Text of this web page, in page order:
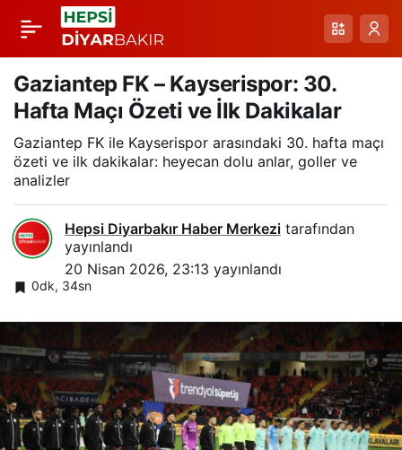
Gaziantep FK – Kayserispor: 30.
Hafta Maçı Özeti ve İlk Dakikalar
Gaziantep FK ile Kayserispor arasındaki 30. hafta maçı
özeti ve ilk dakikalar: heyecan dolu anlar, goller ve
analizler
Hepsi Diyarbakır Haber Merkezi tarafından
yayınlandı
20 Nisan 2026, 23:13 yayınlandı
0dk, 34sn
Erzurumspor FK
Teknik Direktörü
Özbalta: Şehrin
İstediği Yolculuk
Devam Ediyor
Paylaş